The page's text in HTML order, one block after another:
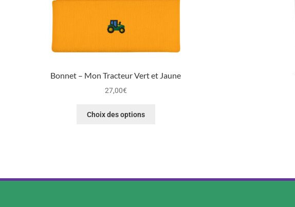
Bonnet – Mon Tracteur Vert et Jaune
27,00€
Choix des options